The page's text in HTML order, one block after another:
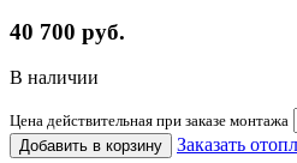
40 700 руб.
В наличии
Цена действительная при заказе монтажа
Добавить в корзину
Заказать